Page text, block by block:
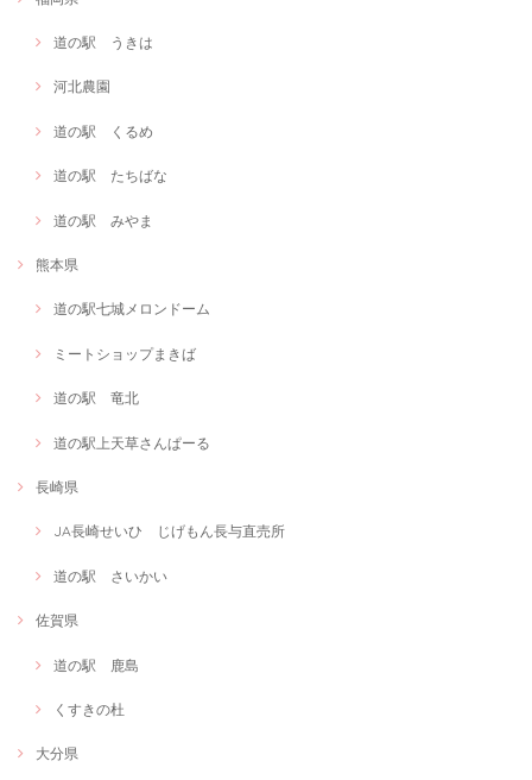
道の駅 うきは
河北農園
道の駅 くるめ
道の駅 たちばな
道の駅 みやま
熊本県
道の駅七城メロンドーム
ミートショップまきば
道の駅 竜北
道の駅上天草さんぱーる
長崎県
JA長崎せいひ じげもん長与直売所
道の駅 さいかい
佐賀県
道の駅 鹿島
くすきの杜
大分県